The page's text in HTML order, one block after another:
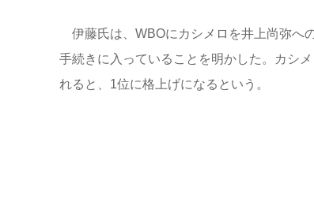
伊藤氏は、WBOにカシメロを井上尚弥へ
手続きに入っていることを明かした。カシ
れると、1位に格上げになるという。